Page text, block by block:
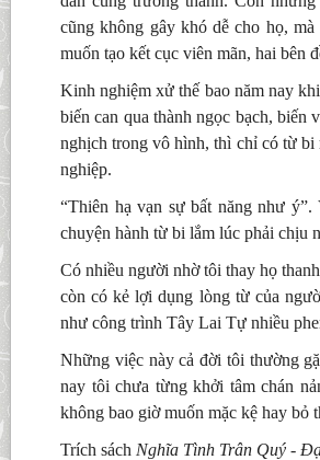
cũng không gây khó dễ cho họ,
muốn tạo kết cục viên mãn, hai bên
Kinh nghiệm xử thế bao năm nay
biến can qua thành ngọc bạch, biến
nghịch trong vô hình, thì chỉ có từ bi
nghiệp.
“Thiên hạ vạn sự bất năng như
chuyện hành từ bi lắm lúc phải chịu
Có nhiều người nhờ tôi thay họ
còn có kẻ lợi dụng lòng từ của
như công trình Tây Lai Tự nhiều
Những việc này cả đời tôi thường
nay tôi chưa từng khởi tâm chán
không bao giờ muốn mặc kệ hay bỏ
Trích sách Nghĩa Tình Trân Quý -